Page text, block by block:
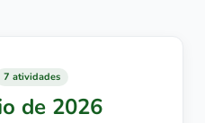
7 atividades
de 2026